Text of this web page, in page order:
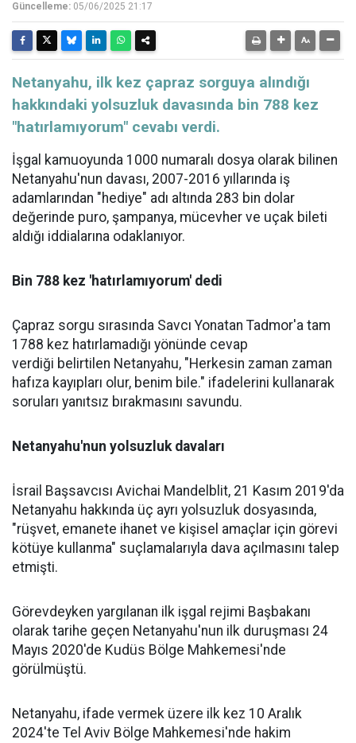
Güncelleme: 05/06/2025 21:17
Netanyahu, ilk kez çapraz sorguya alındığı
hakkındaki yolsuzluk davasında bin 788 kez
"hatırlamıyorum" cevabı verdi.
İşgal kamuoyunda 1000 numaralı dosya olarak bilinen
Netanyahu'nun davası, 2007-2016 yıllarında iş
adamlarından "hediye" adı altında 283 bin dolar
değerinde puro, şampanya, mücevher ve uçak bileti
aldığı iddialarına odaklanıyor.
Bin 788 kez 'hatırlamıyorum' dedi
Çapraz sorgu sırasında Savcı Yonatan Tadmor'a tam
1788 kez hatırlamadığı yönünde cevap
verdiği belirtilen Netanyahu, "Herkesin zaman zaman
hafıza kayıpları olur, benim bile." ifadelerini kullanarak
soruları yanıtsız bırakmasını savundu.
Netanyahu'nun yolsuzluk davaları
İsrail Başsavcısı Avichai Mandelblit, 21 Kasım 2019'da
Netanyahu hakkında üç ayrı yolsuzluk dosyasında,
"rüşvet, emanete ihanet ve kişisel amaçlar için görevi
kötüye kullanma" suçlamalarıyla dava açılmasını talep
etmişti.
Görevdeyken yargılanan ilk işgal rejimi Başbakanı
olarak tarihe geçen Netanyahu'nun ilk duruşması 24
Mayıs 2020'de Kudüs Bölge Mahkemesi'nde
görülmüştü.
Netanyahu, ifade vermek üzere ilk kez 10 Aralık
2024'te Tel Aviv Bölge Mahkemesi'nde hakim